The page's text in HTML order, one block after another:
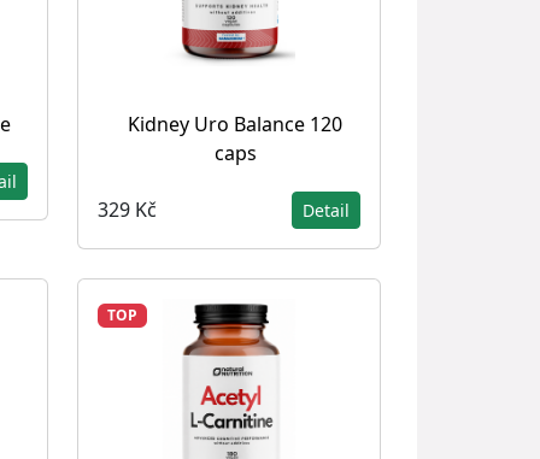
Kidney Uro Balance 120
caps
329 Kč Detail
TOP